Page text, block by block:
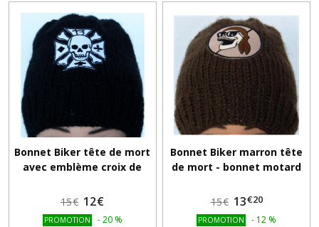
Bonnet Biker tête de mort
avec emblème croix de
15€ 12€
PROMOTION -20 %
Bonnet Biker marron tête
de mort - bonnet motard
15€ 13€20
PROMOTION - 12 %